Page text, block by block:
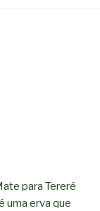
para Tereré
uma erva que